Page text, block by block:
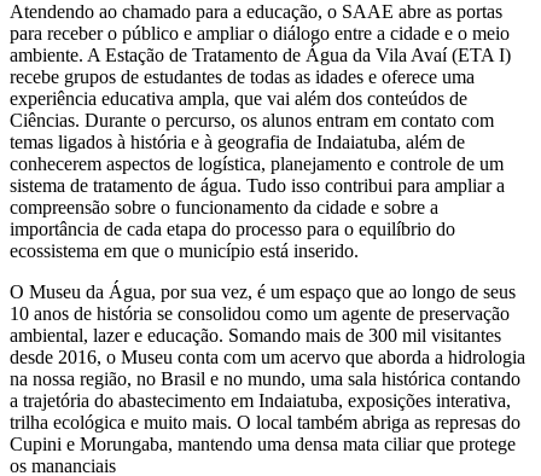
Atendendo ao chamado para a educação, o SAAE abre as portas
para receber o público e ampliar o diálogo entre a cidade e o meio
ambiente. A Estação de Tratamento de Água da Vila Avaí (ETA I)
recebe grupos de estudantes de todas as idades e oferece uma
experiência educativa ampla, que vai além dos conteúdos de
Ciências. Durante o percurso, os alunos entram em contato com
temas ligados à história e à geografia de Indaiatuba, além de
conhecerem aspectos de logística, planejamento e controle de um
sistema de tratamento de água. Tudo isso contribui para ampliar a
compreensão sobre o funcionamento da cidade e sobre a
importância de cada etapa do processo para o equilíbrio do
ecossistema em que o município está inserido.
O Museu da Água, por sua vez, é um espaço que ao longo de seus
10 anos de história se consolidou como um agente de preservação
ambiental, lazer e educação. Somando mais de 300 mil visitantes
desde 2016, o Museu conta com um acervo que aborda a hidrologia
na nossa região, no Brasil e no mundo, uma sala histórica contando
a trajetória do abastecimento em Indaiatuba, exposições interativa,
trilha ecológica e muito mais. O local também abriga as represas do
Cupini e Morungaba, mantendo uma densa mata ciliar que protege
os mananciais